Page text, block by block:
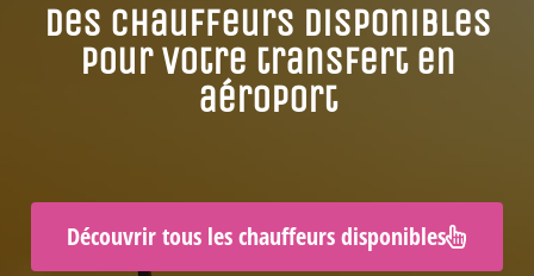
Des chauffeurs disponibles
pour votre transfert en
aéroport
Découvrir tous les chauffeurs disponibles